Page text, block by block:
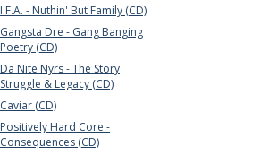
I.F.A. - Nuthin' But Family (CD)
Gangsta Dre - Gang Banging
Poetry (CD)
Da Nite Nyrs - The Story
Struggle & Legacy (CD)
Caviar (CD)
Positively Hard Core -
Consequences (CD)